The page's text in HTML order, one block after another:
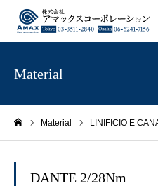
Material
Material LINIFICIO E
DANTE 2/28Nm